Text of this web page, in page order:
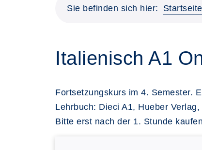
Sie befinden sich hier: Startseite
Italienisch A1
Fortsetzungskurs im 4. Semester.
Lehrbuch: Dieci A1, Hueber
Bitte erst nach der 1. Stunde